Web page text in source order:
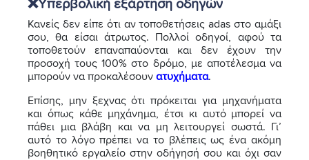
❌Υπερβολική εξάρτηση οδηγών
Κανείς δεν είπε ότι αν τοποθετήσεις adas στο αμάξι
σου, θα είσαι άτρωτος. Πολλοί οδηγοί, αφού τα
τοποθετούν επαναπαύονται και δεν έχουν την
προσοχή τους 100% στο δρόμο, με αποτέλεσμα να
μπορούν να προκαλέσουν ατυχήματα.
Επίσης, μην ξεχνας ότι πρόκειται για μηχανήματα
και όπως κάθε μηχάνημα, έτσι κι αυτό μπορεί να
πάθει μια βλάβη και να μη λειτουργεί σωστά. Γι’
αυτό το λόγο πρέπει να το βλέπεις ως ένα ακόμη
βοηθητικό εργαλείο στην οδήγησή σου και όχι σαν